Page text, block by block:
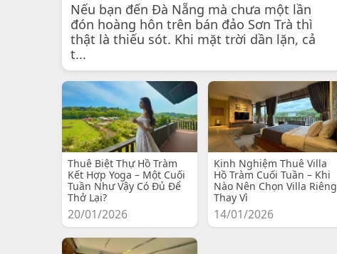
Nếu bạn đến Đà Nẵng mà chưa một lần
đón hoàng hôn trên bán đảo Sơn Trà thì
thật là thiếu sót. Khi mặt trời dần lặn, cả
t...
Thuê Biệt Thự Hồ Tràm
Kết Hợp Yoga – Một Cuối
Tuần Như Vậy Có Đủ Để
Thở Lại?
20/01/2026
Kinh Nghiệm Thuê Villa
Hồ Tràm Cuối Tuần – Khi
Nào Nên Chọn Villa Riêng
Thay Vì
14/01/2026